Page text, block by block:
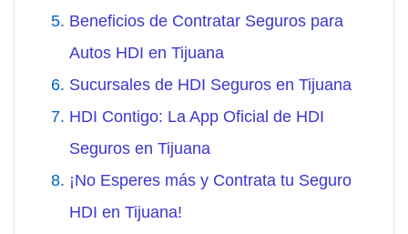
Beneficios de Contratar Seguros para
Autos HDI en Tijuana
Sucursales de HDI Seguros en Tijuana
HDI Contigo: La App Oficial de HDI
Seguros en Tijuana
¡No Esperes más y Contrata tu Seguro
HDI en Tijuana!